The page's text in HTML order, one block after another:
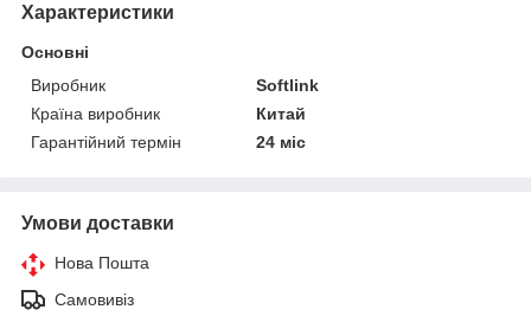
Характеристики
Основні
Виробник
Softlink
Країна виробник
Китай
Гарантійний термін
24 міс
Умови доставки
Нова Пошта
Самовивіз